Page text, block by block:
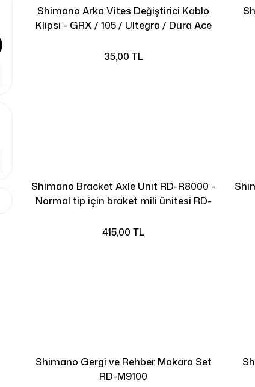
Shimano Arka Vites Değiştirici Kablo
Klipsi - GRX / 105 / Ultegra / Dura Ace
35,00 TL
Shimano Bracket Axle Unit RD-R8000 -
Normal tip için braket mili ünitesi RD-
415,00 TL
Shimano Gergi ve Rehber Makara Set
RD-M9100